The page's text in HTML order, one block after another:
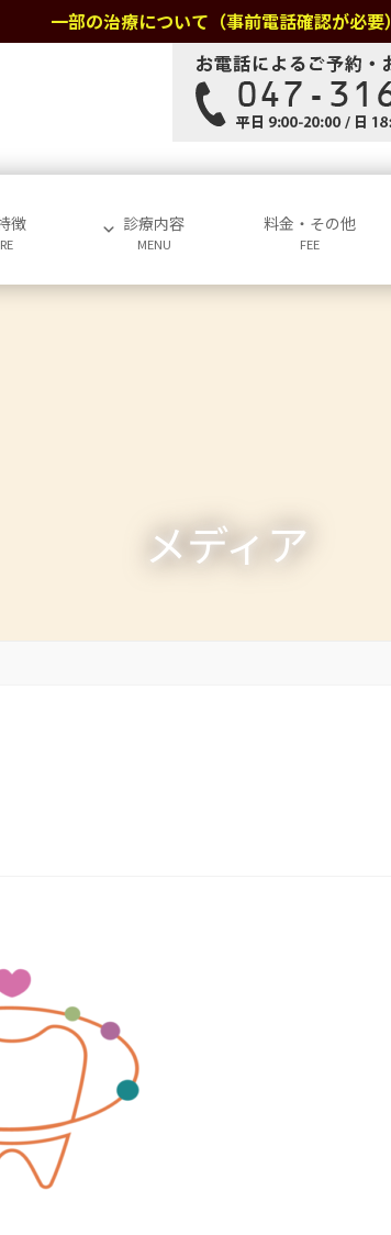
一部の治療について（事前電話確認が必要）
徴 診療内容
MENU
料金・その他
FEE
メディア